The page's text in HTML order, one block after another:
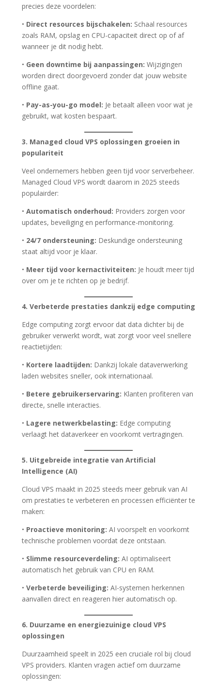
precies deze voordelen:
• Direct resources bijschakelen: Schaal resources
zoals RAM, opslag en CPU-capaciteit direct op of af
wanneer je dit nodig hebt.
• Geen downtime bij aanpassingen: Wijzigingen
worden direct doorgevoerd zonder dat jouw website
offline gaat.
• Pay-as-you-go model: Je betaalt alleen voor wat je
gebruikt, wat kosten bespaart.
3. Managed cloud VPS oplossingen groeien in
populariteit
Veel ondernemers hebben geen tijd voor serverbeheer.
Managed Cloud VPS wordt daarom in 2025 steeds
populairder:
• Automatisch onderhoud: Providers zorgen voor
updates, beveiliging en performance-monitoring.
• 24/7 ondersteuning: Deskundige ondersteuning
staat altijd voor je klaar.
• Meer tijd voor kernactiviteiten: Je houdt meer tijd
over om je te richten op je bedrijf.
4. Verbeterde prestaties dankzij edge computing
Edge computing zorgt ervoor dat data dichter bij de
gebruiker verwerkt wordt, wat zorgt voor veel snellere
reactietijden:
• Kortere laadtijden: Dankzij lokale dataverwerking
laden websites sneller, ook internationaal.
• Betere gebruikerservaring: Klanten profiteren van
directe, snelle interacties.
• Lagere netwerkbelasting: Edge computing
verlaagt het dataverkeer en voorkomt vertragingen.
5. Uitgebreide integratie van Artificial
Intelligence (AI)
Cloud VPS maakt in 2025 steeds meer gebruik van AI
om prestaties te verbeteren en processen efficiënter te
maken:
• Proactieve monitoring: AI voorspelt en voorkomt
technische problemen voordat deze ontstaan.
• Slimme resourceverdeling: AI optimaliseert
automatisch het gebruik van CPU en RAM.
• Verbeterde beveiliging: AI-systemen herkennen
aanvallen direct en reageren hier automatisch op.
6. Duurzame en energiezuinige cloud VPS
oplossingen
Duurzaamheid speelt in 2025 een cruciale rol bij cloud
VPS providers. Klanten vragen actief om duurzame
oplossingen: